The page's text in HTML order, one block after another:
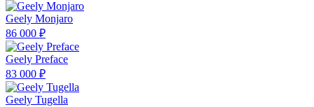
Geely Monjaro
86 000 ₽
Geely Preface
83 000 ₽
Geely Tugella